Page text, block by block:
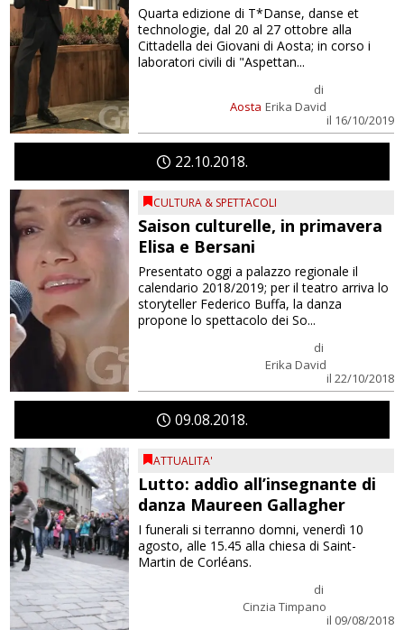
Aosta
di
Erika David
il 16/10/2019
Quarta edizione di T*Danse, danse et
technologie, dal 20 al 27 ottobre alla
Cittadella dei Giovani di Aosta; in corso i
laboratori civili di "Aspettan...
22 10 2018
CULTURA & SPETTACOLI
Saison culturelle, in primavera
Elisa e Bersani
di
Erika David
il 22/10/2018
Presentato oggi a palazzo regionale il
calendario 2018/2019; per il teatro arriva lo
storyteller Federico Buffa, la danza
propone lo spettacolo dei So...
0908 2018
ATTUALITA'
Lutto: addìo all’insegnante di
danza Maureen Gallagher
di
Cinzia Timpano
il 09/08/2018
I funerali si terranno domni, venerdì 10
agosto, alle 15.45 alla chiesa di Saint-
Martin de Corléans.